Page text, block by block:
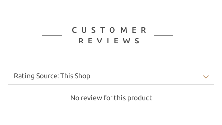
CUSTOMER
REVIEWS
No review for this product